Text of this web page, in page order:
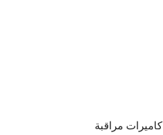
كاميرات مراقبة